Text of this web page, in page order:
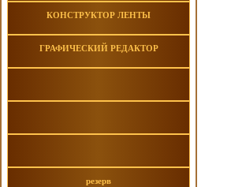
КОНСТРУКТОР ЛЕНТЫ
ГРАФИЧЕСКИЙ РЕДАКТОР
резерв